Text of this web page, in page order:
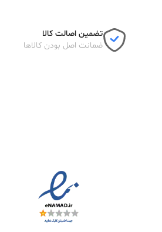
تضمین اصالت کالا
ضمانت اصل بودن کالاها